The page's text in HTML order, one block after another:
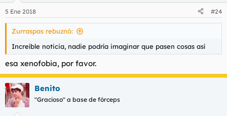
e
s
5 Ene 2018 #24
Zurraspas rebuznó:
Increíble noticia, nadie podría imaginar que pasen cosas así
esa xenofobia, por favor.
Benito
"Gracioso" a base de fórceps